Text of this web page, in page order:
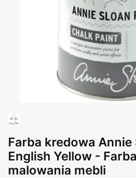
Farba kredowa Annie
English Yellow -
malowania mebli